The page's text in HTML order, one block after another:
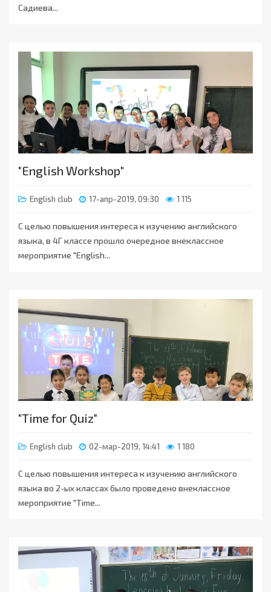
Садиева...
"English Workshop"
English club 17-апр-2019, 09:30 1 115
С целью повышения интереса к изучению английского
языка, в 4Г классе прошло очередное внеклассное
мероприятие "English...
"Time for Quiz"
English club 02-мар-2019, 14:41 1 180
С целью повышения интереса к изучению английского
языка во 2-ых классах было проведено внеклассное
мероприятие "Time...